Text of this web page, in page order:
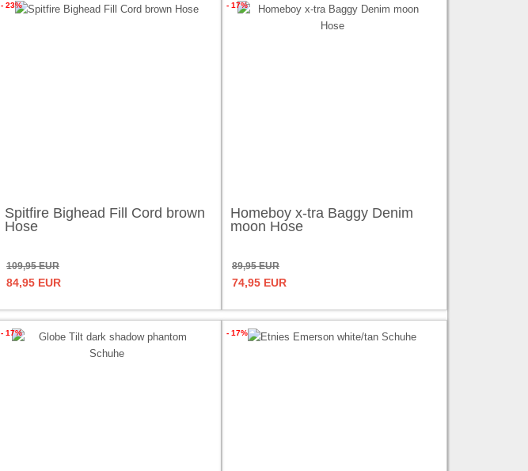
Spitfire Bighead Fill Cord brown
Hose
109,95 EUR
84,95 EUR
- 23%
Homeboy x-tra Baggy Denim
moon Hose
89,95 EUR
74,95 EUR
- 17%
- 17% - 17%